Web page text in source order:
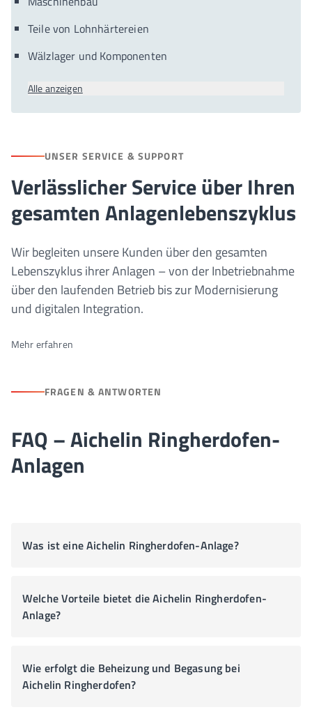
Teile von Lohnhärtereien
Wälzlager und Komponenten
Alle anzeigen
UNSER SERVICE & SUPPORT
Verlässlicher Service über Ihren
gesamten Anlagenlebenszyklus
Wir begleiten unsere Kunden über den gesamten
Lebenszyklus ihrer Anlagen – von der Inbetriebnahme
über den laufenden Betrieb bis zur Modernisierung
und digitalen Integration.
Mehr erfahren
FRAGEN & ANTWORTEN
FAQ – Aichelin Ringherdofen-
Anlagen
Was ist eine Aichelin Ringherdofen-Anlage?
Welche Vorteile bietet die Aichelin Ringherdofen-
Anlage?
Wie erfolgt die Beheizung und Begasung bei
Aichelin Ringherdofen?